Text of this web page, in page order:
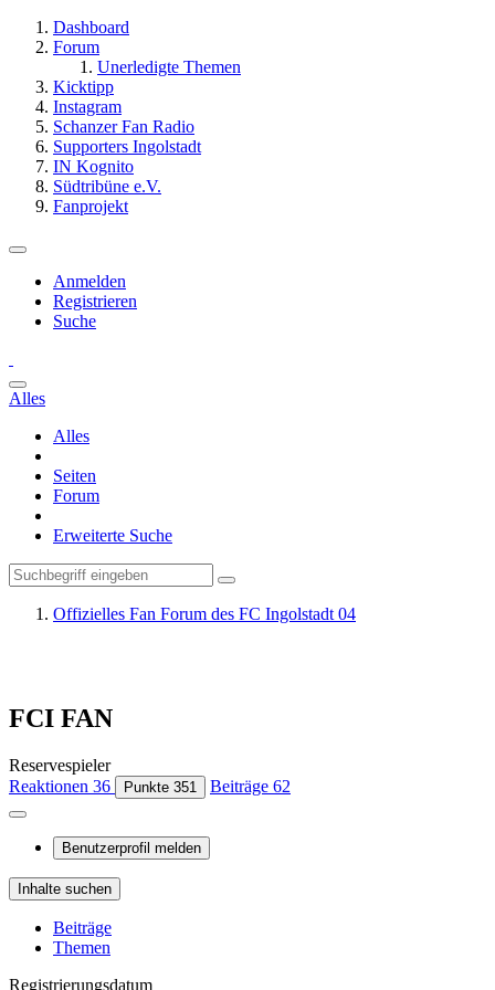
Dashboard
Forum
Unerledigte Themen
Kicktipp
Instagram
Schanzer Fan Radio
Supporters Ingolstadt
IN Kognito
Südtribüne e.V.
Fanprojekt
Anmelden
Registrieren
Suche
Alles
Alles
Seiten
Forum
Erweiterte Suche
Offizielles Fan Forum des FC Ingolstadt 04
FCI FAN
Reservespieler
Reaktionen 36 Punkte 351 Beiträge 62
Benutzerprofil melden
Inhalte suchen
Beiträge
Themen
Registrierungsdatum